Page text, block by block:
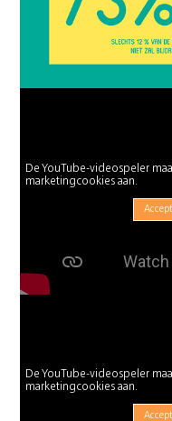
De YouTube-videospeler
marketingcookies aan.
De YouTube-videospeler
marketingcookies aan.